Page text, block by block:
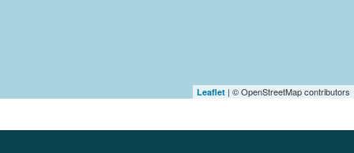
Leaflet | © OpenStreetMap contributors